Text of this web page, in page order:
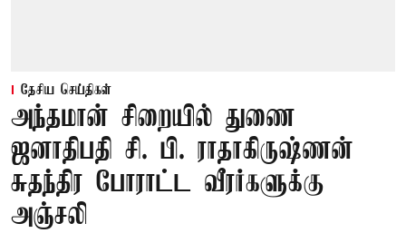
தேசிய செய்திகள்
அந்தமான் சிறையில் துணை
ஜனாதிபதி சி. பி. ராதாகிருஷ்ணன்
சுதந்திர போராட்ட வீரர்களுக்கு
அஞ்சலி